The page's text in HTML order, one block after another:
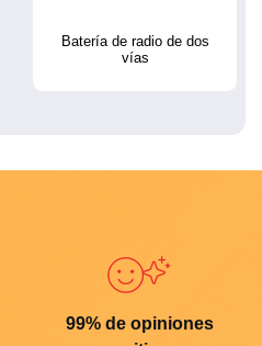
Batería de radio de dos
vías
99% de opiniones